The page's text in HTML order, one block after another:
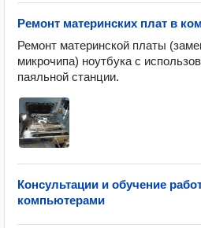
Ремонт материнских плат в
Ремонт материнской платы
микрочипа) ноутбука с
паяльной станции.
Консультации и обучение
компьютерами